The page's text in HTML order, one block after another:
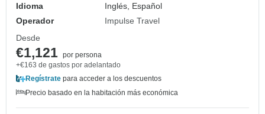
Idioma
Inglés, Español
Operador
Impulse Travel
Desde
€1,121 por persona
+€163 de gastos por adelantado
Regístrate para acceder a los descuentos
Precio basado en la habitación más económica